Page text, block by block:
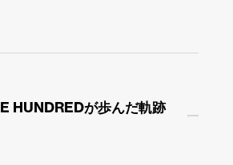
HUNDREDが歩んだ軌跡